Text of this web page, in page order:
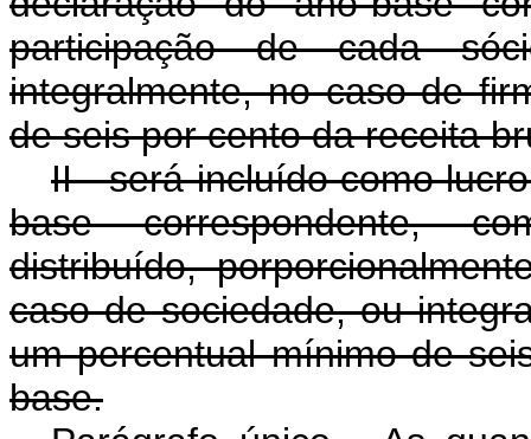
participação de cada
integralmente, no caso de
de seis por cento da receita
II - será incluído como
base correspondente,
distribuído,
caso de sociedade, ou
um percentual mínimo de
base.